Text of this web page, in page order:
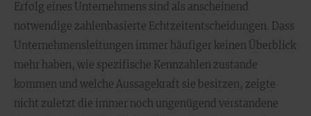
Erfolg eines Unternehmens sind als anscheinend
notwendige zahlenbasierte Echtzeitentscheidungen. Dass
Unternehmensleitungen immer häufiger keinen Überblick
mehr haben, wie spezifische Kennzahlen zustande
kommen und welche Aussagekraft sie besitzen, zeigte
nicht zuletzt die immer noch ungenügend verstandene